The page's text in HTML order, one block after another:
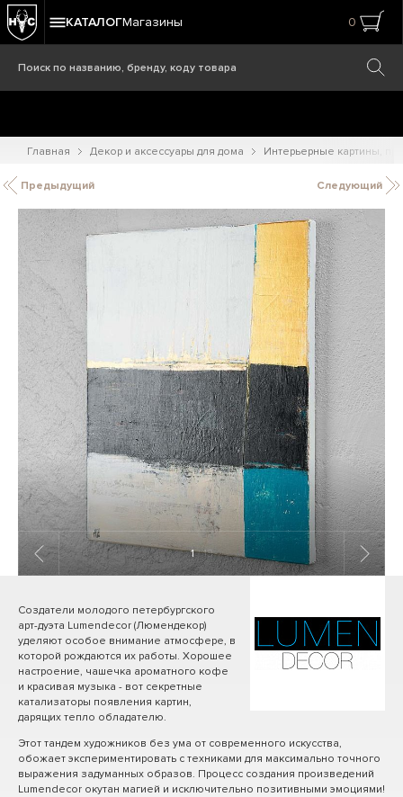
КАТАЛОГМагазины 0
Главная Декор и аксессуары для дома Интерьерные картины,
Предыдущий Следующий
1/ 13
Создатели молодого петербургского
арт-дуэта Lumendecor (Люмендекор)
уделяют особое внимание атмосфере, в
которой рождаются их работы. Хорошее
настроение, чашечка ароматного кофе
и красивая музыка - вот секретные
катализаторы появления картин,
дарящих тепло обладателю.
Этот тандем художников без ума от современного искусства,
обожает экспериментировать с техниками для максимально точного
выражения задуманных образов. Процесс создания произведений
Lumendecor окутан магией и исключительно позитивными эмоциями!